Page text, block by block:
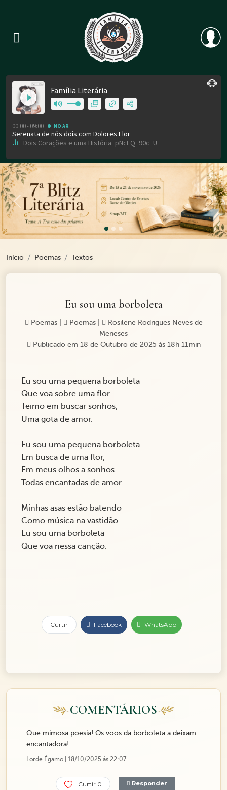
Previous
Início Poemas Textos
Eu sou uma borboleta
Poemas| Poemas|
Rosilene Rodrigues Neves de
Meneses
Publicado em 18 de Outubro de 2025 ás 18h 11min
Eu sou uma pequena borboleta
Que voa sobre uma flor.
Teimo em buscar sonhos,
Uma gota de amor.
Eu sou uma pequena borboleta
Em busca de uma flor,
Em meus olhos a sonhos
Todas encantadas de amor.
Minhas asas estão batendo
Como música na vastidão
Eu sou uma borboleta
Que voa nessa canção.
Curtir Facebook WhatsApp
COMENTÁRIOS
Que mimosa poesia! Os voos da borboleta a deixam
encantadora!
Lorde Égamo | 18/10/2025 ás 22:07
Curtir 0 Responder